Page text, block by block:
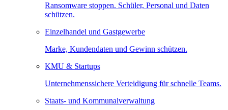
Ransomware stoppen. Schüler, Personal und Daten
schützen.
Einzelhandel und Gastgewerbe
Marke, Kundendaten und Gewinn schützen.
KMU & Startups
Unternehmenssichere Verteidigung für schnelle Teams.
Staats- und Kommunalverwaltung